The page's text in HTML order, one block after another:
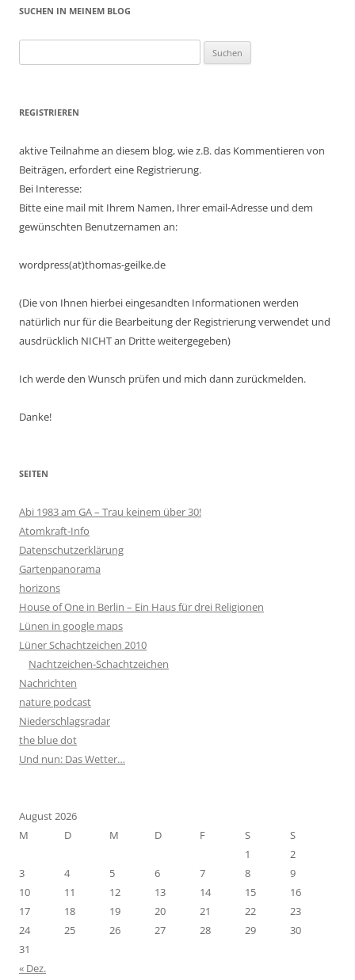
SUCHEN IN MEINEM BLOG
nach:
REGISTRIEREN
aktive Teilnahme an diesem blog, wie z.B. das Kommentieren von
Beiträgen, erfordert eine Registrierung.
Bei Interesse:
Bitte eine mail mit Ihrem Namen, Ihrer email-Adresse und dem
gewünschten Benutzernamen an:
wordpress(at)thomas-geilke.de
(Die von Ihnen hierbei eingesandten Informationen werden
natürlich nur für die Bearbeitung der Registrierung verwendet und
ausdrücklich NICHT an Dritte weitergegeben)
Ich werde den Wunsch prüfen und mich dann zurückmelden.
Danke!
SEITEN
Abi 1983 am GA – Trau keinem über 30!
Atomkraft-Info
Datenschutzerklärung
Gartenpanorama
horizons
House of One in Berlin – Ein Haus für drei Religionen
Lünen in google maps
Lüner Schachtzeichen 2010
Nachtzeichen-Schachtzeichen
Nachrichten
nature podcast
Niederschlagsradar
the blue dot
Und nun: Das Wetter…
August 2026
M
D M D F S
S
1
2
3
4 5 6 7 8
9
10
11 12 13 14 15
16
17
18 19 20 21 22
23
24
25 26 27 28 29
30
31
« Dez.